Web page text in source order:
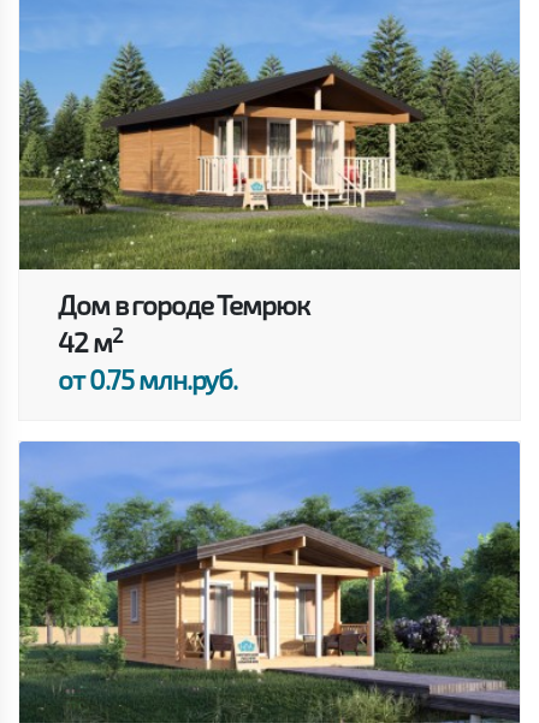
Дом в городе Темрюк
42 м2
от 0.75 млн.руб.